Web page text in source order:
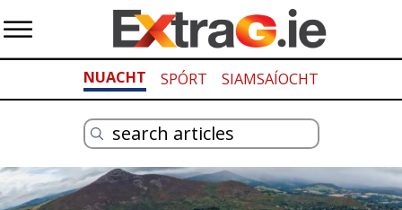
NUACHT SPÓRT SIAMSAÍOCHT